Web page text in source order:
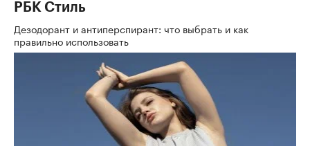
РБК Стиль
Дезодорант и антиперспирант: что выбрать и как
правильно использовать